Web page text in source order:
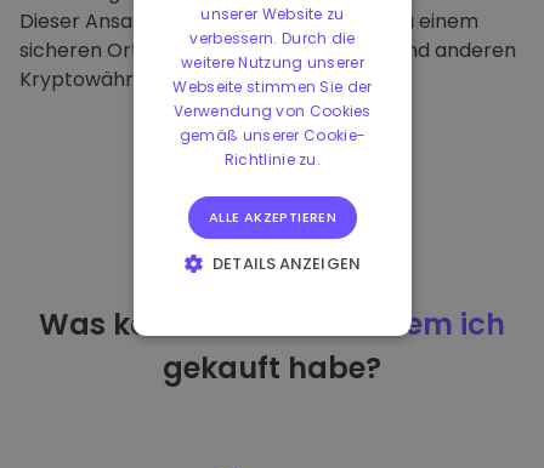
Dieser Ansatz macht unsere Plattform zu einem
sicheren Ort für die Aufbewahrung von und anderen
Kryptowährungen.
Was kann ich tun
nachdem ich
gekauft habe?
unserer Website zu
verbessern. Durch die
weitere Nutzung unserer
Webseite stimmen Sie der
Verwendung von Cookies
gemäß unserer Cookie-
Richtlinie zu.
ALLE AKZEPTIEREN
DETAILS ANZEIGEN
PERFORMANCE